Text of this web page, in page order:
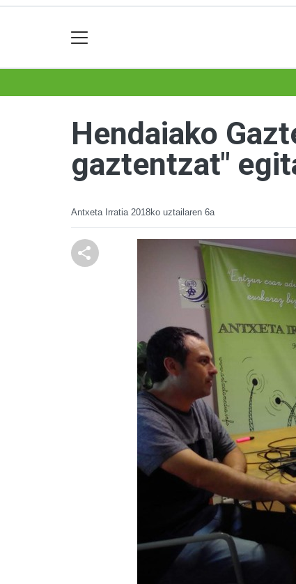
Hendaiako
gaztentzat"
Antxeta Irratia 2018ko uztailaren 6a